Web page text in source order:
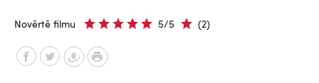
Novērtē filmu 5/5 (2)